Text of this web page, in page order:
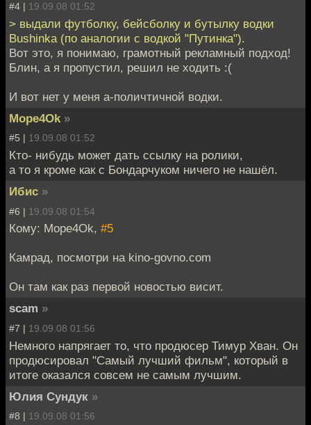
#4 | 19.09.08 01:52
> выдали футболку, бейсболку и бутылку водки
Bushinka (по аналогии с водкой "Путинка").
Вот это, я понимаю, грамотный рекламный подход!
Блин, а я пропустил, решил не ходить :(
И вот нет у меня а-поличтичной водки.
Mope4Ok »
#5 | 19.09.08 01:52
Кто- нибудь может дать ссылку на ролики,
а то я кроме как с Бондарчуком ничего не нашёл.
Ибис »
#6 | 19.09.08 01:54
Кому: Mope4Ok, #5
Камрад, посмотри на kino-govno.com
Он там как раз первой новостью висит.
scam »
#7 | 19.09.08 01:56
Немного напрягает то, что продюсер Тимур Хван. Он
продюсировал "Самый лучший фильм", который в
итоге оказался совсем не самым лучшим.
Юлия Сундук »
#8 | 19.09.08 01:56